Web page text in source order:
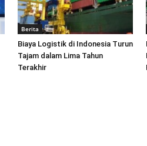
Berita
Biaya Logistik di Indonesia Turun
Tajam dalam Lima Tahun
Terakhir